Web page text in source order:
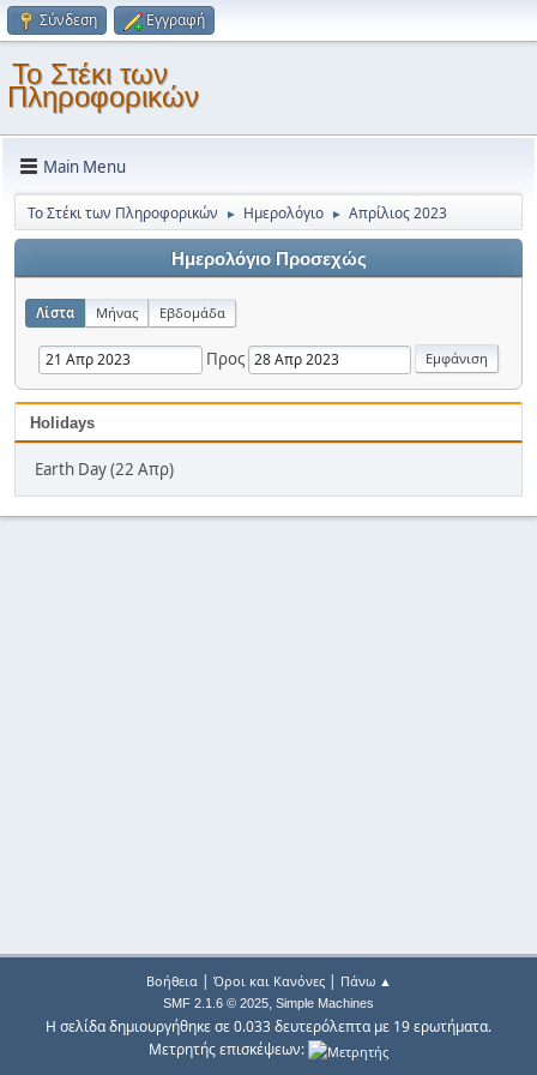
Σύνδεση Εγγραφή
Το Στέκι των
Πληροφορικών
Main Menu
Το Στέκι των Πληροφορικών ► Ημερολόγιο ► Απρίλιος 2023
Ημερολόγιο Προσεχώς
Λίστα Μήνας Εβδομάδα
Προς
Holidays
Earth Day (22 Απρ)
Βοήθεια| Όροι και Κανόνες| Πάνω ▲
SMF 2.1.6 © 2025, Simple Machines
Η σελίδα δημιουργήθηκε σε 0.033 δευτερόλεπτα με 19 ερωτήματα.
Μετρητής επισκέψεων: